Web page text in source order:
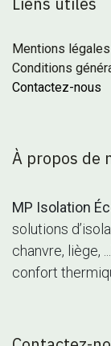
Mentions légales
Conditions
Contactez-nous
À propos de
MP Isolation
solutions
chanvre, liège,
confort